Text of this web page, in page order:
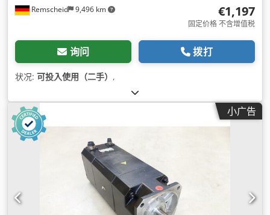
Remscheid 9,496 km €1,197
固定价格 不含增值税
询问 拨打
状况: 可投入使用（二手） ,
小广告